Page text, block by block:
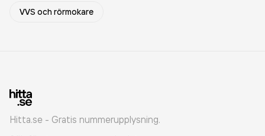
VVS och rörmokare
Hitta.se - Gratis nummerupplysning.